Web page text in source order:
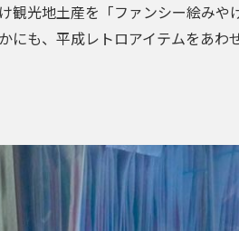
光地土産を「ファンシー絵みや
も、平成レトロアイテムをあわ